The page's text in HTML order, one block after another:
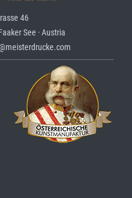
46
See · Austria